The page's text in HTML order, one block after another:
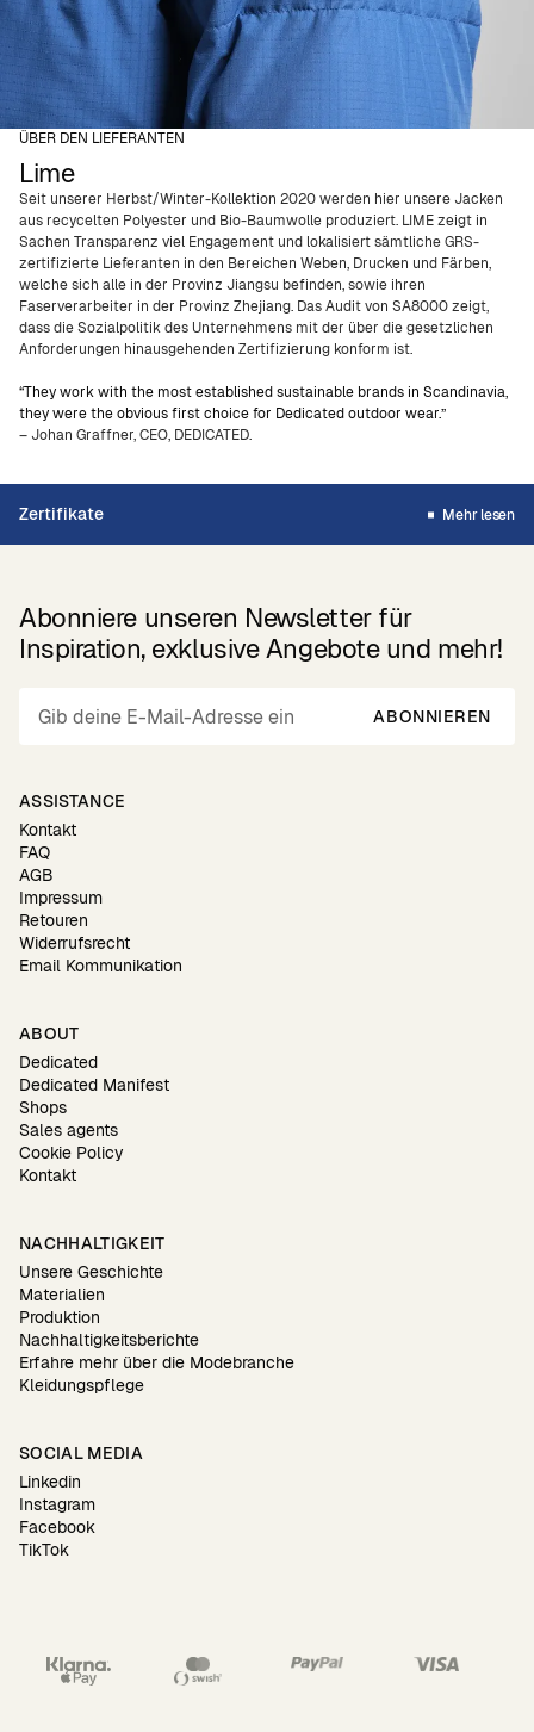
ÜBER DEN LIEFERANTEN
Lime
Seit unserer Herbst/Winter-Kollektion 2020 werden hier unsere Jacken
aus recycelten Polyester und Bio-Baumwolle produziert. LIME zeigt in
Sachen Transparenz viel Engagement und lokalisiert sämtliche GRS-
zertifizierte Lieferanten in den Bereichen Weben, Drucken und Färben,
welche sich alle in der Provinz Jiangsu befinden, sowie ihren
Faserverarbeiter in der Provinz Zhejiang. Das Audit von SA8000 zeigt,
dass die Sozialpolitik des Unternehmens mit der über die gesetzlichen
Anforderungen hinausgehenden Zertifizierung konform ist.
“They work with the most established sustainable brands in Scandinavia,
they were the obvious first choice for Dedicated outdoor wear.”
– Johan Graffner, CEO, DEDICATED.
Zertifikate Mehr lesen
Abonniere unseren Newsletter für
Inspiration, exklusive Angebote und mehr!
ABONNIEREN
ASSISTANCE
Kontakt
FAQ
AGB
Impressum
Retouren
Widerrufsrecht
Email Kommunikation
ABOUT
Dedicated
Dedicated Manifest
Shops
Sales agents
Cookie Policy
Kontakt
NACHHALTIGKEIT
Unsere Geschichte
Materialien
Produktion
Nachhaltigkeitsberichte
Erfahre mehr über die Modebranche
Kleidungspflege
SOCIAL MEDIA
Linkedin
Instagram
Facebook
TikTok